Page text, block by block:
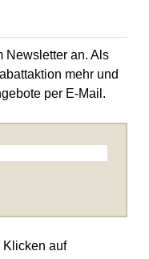
Newsletter an. Als
mehr und
per E-Mail.
Klicken auf